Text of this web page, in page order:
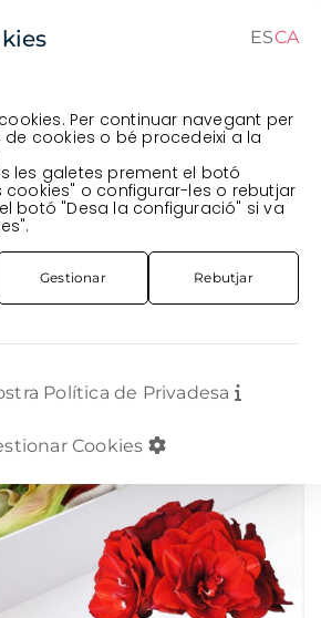
CA
(prevista per al) · Transportista
Veure comanda
AMARYLLIS *DOUBLE CHERRY NYMPH* X12
ESCA
Per continuar navegant per
de cookies o bé procedeixi a la
les galetes prement el botó
cookies" o configurar-les o rebutjar
botó "Desa la configuració" si va
Gestionar Rebutjar
Política de Privadesa
Cookies